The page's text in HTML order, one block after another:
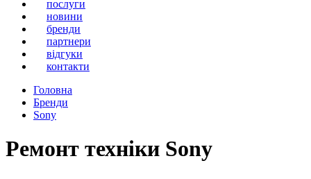
послуги
новини
бренди
партнери
вiдгуки
контакти
Головна
Бренди
Sony
Ремонт техніки Sony